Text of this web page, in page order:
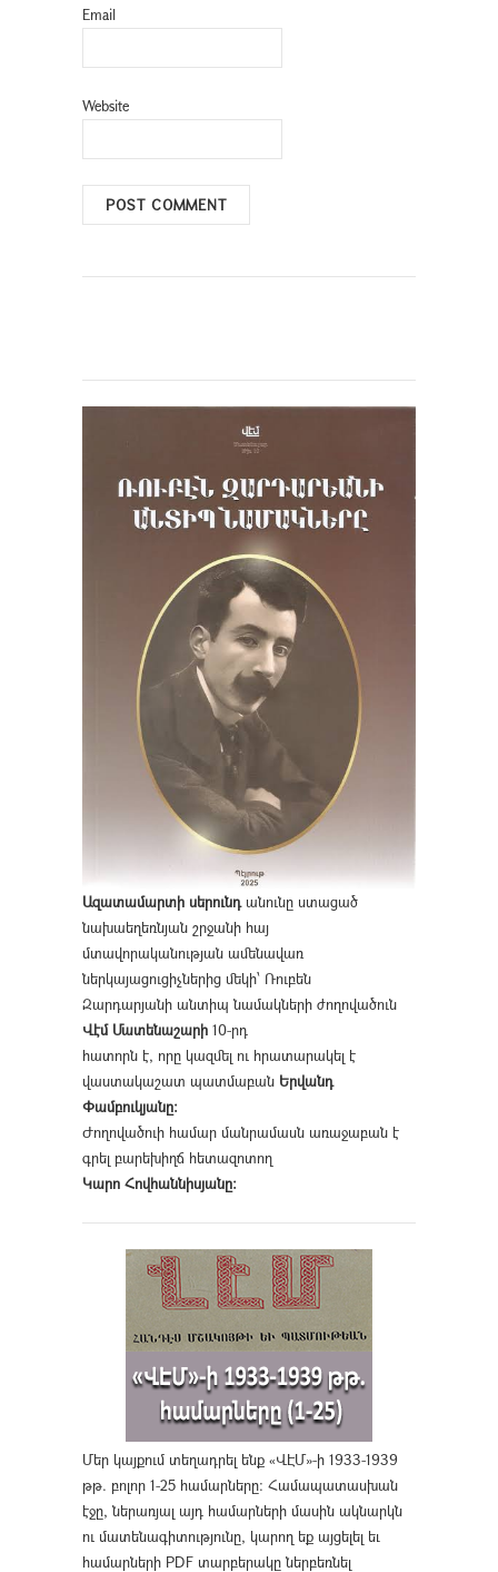
Email
Website
Ազատամարտի սերունդանունը ստացած
նախաեղեռնյան շրջանի հայ
մտավորականության ամենավառ
ներկայացուցիչներից մեկի՝ Ռուբեն
Զարդարյանի անտիպ նամակների ժողովածուն
Վէմ Մատենաշարի 10-րդ
հատորն է, որը կազմել ու հրատարակել է
վաստակաշատ պատմաբան Երվանդ
Փամբուկյանը։
Ժողովածուի համար մանրամասն առաջաբան է
գրել բարեխիղճ հետազոտող
Կարո Հովհաննիսյանը։
Մեր կայքում տեղադրել ենք «ՎԷՄ»-ի 1933-1939
թթ. բոլոր 1-25 համարները։ Համապատասխան
էջը, ներառյալ այդ համարների մասին ակնարկն
ու մատենագիտությունը, կարող եք այցելել եւ
համարների PDF տարբերակը ներբեռնել